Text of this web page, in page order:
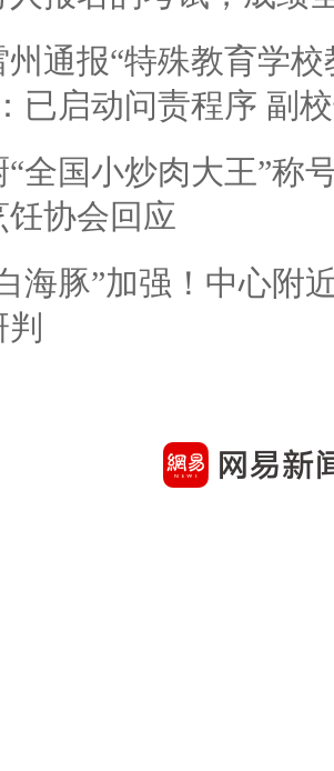
州通报“特殊教育学
已启动问责程序 副
“全国小炒肉大王”称
饪协会回应
海豚”加强！中心附